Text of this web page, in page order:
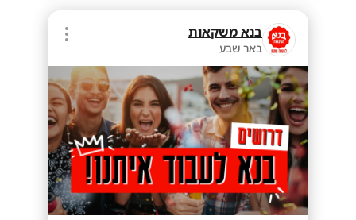
בנא משקאות
באר שבע